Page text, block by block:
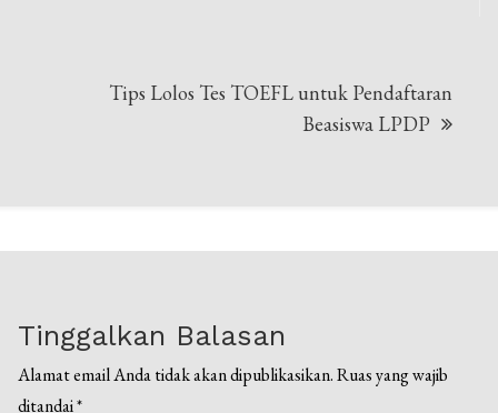
Tips Lolos Tes TOEFL untuk Pendaftaran
Beasiswa LPDP
Tinggalkan Balasan
Alamat email Anda tidak akan dipublikasikan. Ruas yang wajib
ditandai*